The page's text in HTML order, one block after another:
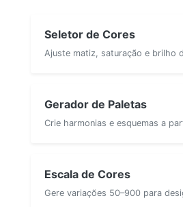
Seletor de Cores
Ajuste matiz, saturação e brilho
Gerador de Paletas
Crie harmonias e esquemas a
Escala de Cores
Gere variações 50–900 para